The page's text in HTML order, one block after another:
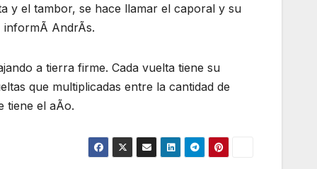
y el tambor, se hace llamar el caporal y su
informÃ AndrÃs.
a tierra firme. Cada vuelta tiene su
que multiplicadas entre la cantidad de
tiene el aÃo.